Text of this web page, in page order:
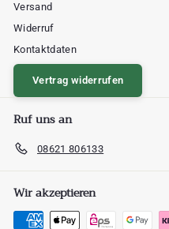
Versand
Widerruf
Kontaktdaten
Vertrag widerrufen
Ruf uns an
08621 806133
Wir akzeptieren